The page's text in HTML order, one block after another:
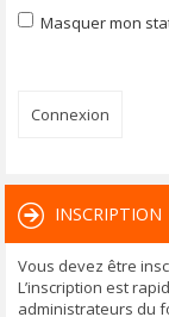
Masquer mon
INSCRIPTION
Vous devez être
L’inscription est
administrateurs du